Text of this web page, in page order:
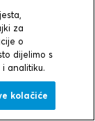
za
o
dijelimo s
analitiku.
kolačiće